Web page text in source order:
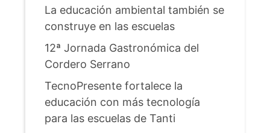
La educación ambiental también se
construye en las escuelas
12ª Jornada Gastronómica del
Cordero Serrano
TecnoPresente fortalece la
educación con más tecnología
para las escuelas de Tanti